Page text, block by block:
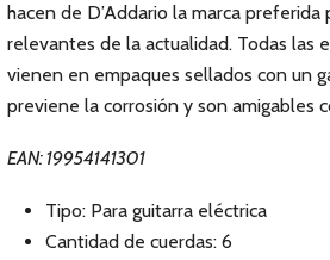
hacen de D’Addario la marca preferida
relevantes de la actualidad. Todas las
vienen en empaques sellados con un
previene la corrosión y son amigables
EAN: 19954141301
Tipo: Para guitarra eléctrica
Cantidad de cuerdas: 6